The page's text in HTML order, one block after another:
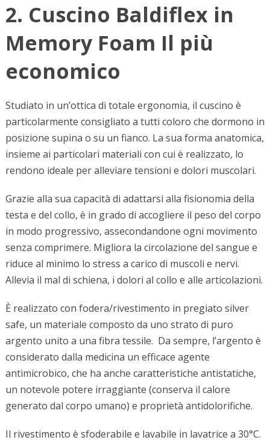
2. Cuscino Baldiflex in
Memory Foam Il più
economico
Studiato in un’ottica di totale ergonomia, il cuscino è
particolarmente consigliato a tutti coloro che dormono in
posizione supina o su un fianco. La sua forma anatomica,
insieme ai particolari materiali con cui è realizzato, lo
rendono ideale per alleviare tensioni e dolori muscolari.
Grazie alla sua capacità di adattarsi alla fisionomia della
testa e del collo, è in grado di accogliere il peso del corpo
in modo progressivo, assecondandone ogni movimento
senza comprimere. Migliora la circolazione del sangue e
riduce al minimo lo stress a carico di muscoli e nervi.
Allevia il mal di schiena, i dolori al collo e alle articolazioni.
È realizzato con fodera/rivestimento in pregiato silver
safe, un materiale composto da uno strato di puro
argento unito a una fibra tessile. Da sempre, l’argento è
considerato dalla medicina un efficace agente
antimicrobico, che ha anche caratteristiche antistatiche,
un notevole potere irraggiante (conserva il calore
generato dal corpo umano) e proprietà antidolorifiche.
Il rivestimento è sfoderabile e lavabile in lavatrice a 30°C.